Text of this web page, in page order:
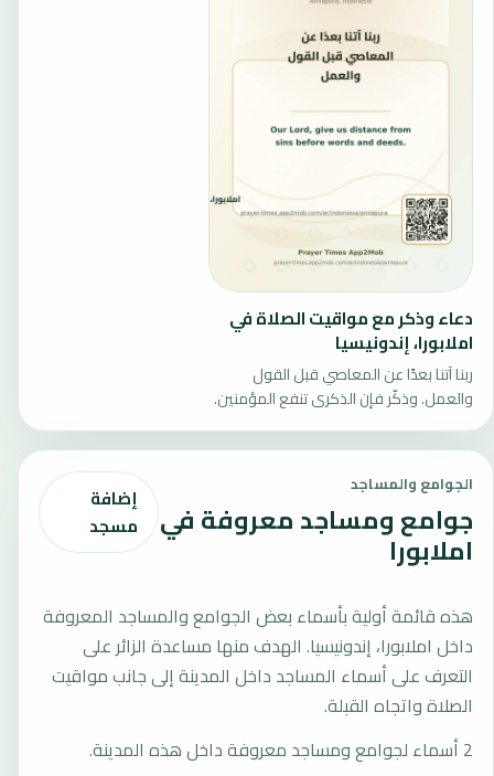
دعاء وذكر مع مواقيت الصلاة في
املابورا، إندونيسيا
ربنا آتنا بعدًا عن المعاصي قبل القول
والعمل. وذكّر فإن الذكرى تنفع المؤمنين.
الجوامع والمساجد
جوامع ومساجد معروفة في
املابورا
إضافة
مسجد
هذه قائمة أولية بأسماء بعض الجوامع والمساجد المعروفة
داخل املابورا، إندونيسيا. الهدف منها مساعدة الزائر على
التعرف على أسماء المساجد داخل المدينة إلى جانب مواقيت
الصلاة واتجاه القبلة.
2 أسماء لجوامع ومساجد معروفة داخل هذه المدينة.